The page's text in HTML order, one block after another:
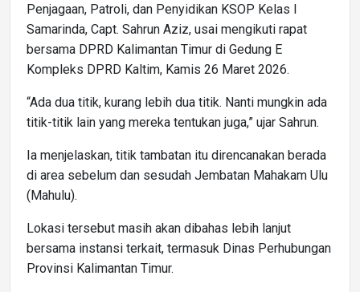
Penjagaan, Patroli, dan Penyidikan KSOP Kelas I
Samarinda, Capt. Sahrun Aziz, usai mengikuti rapat
bersama DPRD Kalimantan Timur di Gedung E
Kompleks DPRD Kaltim, Kamis 26 Maret 2026.
“Ada dua titik, kurang lebih dua titik. Nanti mungkin ada
titik-titik lain yang mereka tentukan juga,” ujar Sahrun.
Ia menjelaskan, titik tambatan itu direncanakan berada
di area sebelum dan sesudah Jembatan Mahakam Ulu
(Mahulu).
Lokasi tersebut masih akan dibahas lebih lanjut
bersama instansi terkait, termasuk Dinas Perhubungan
Provinsi Kalimantan Timur.